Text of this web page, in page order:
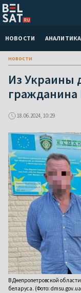
НОВОСТИ АНАЛИТИКА
новости
Из Украины
гражданина
18.06.2024, 10:29
В Днепропетровской
беларуса. (Фото: